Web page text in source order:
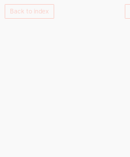
Back to index